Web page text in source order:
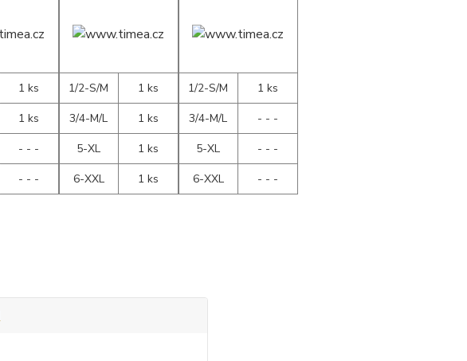
1 ks
1 ks
- - -
- - -
1/2-S/M
1 ks
3/4-M/L
1 ks
5-XL
1 ks
6-XXL
1 ks
1/2-S/M
1 ks
3/4-M/L
- - -
5-XL
- - -
6-XXL
- - -